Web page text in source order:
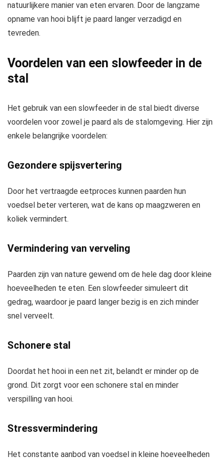
natuurlijkere manier van eten ervaren. Door de langzame
opname van hooi blijft je paard langer verzadigd en
tevreden.
Voordelen van een slowfeeder in de
stal
Het gebruik van een slowfeeder in de stal biedt diverse
voordelen voor zowel je paard als de stalomgeving. Hier zijn
enkele belangrijke voordelen:
Gezondere spijsvertering
Door het vertraagde eetproces kunnen paarden hun
voedsel beter verteren, wat de kans op maagzweren en
koliek vermindert.
Vermindering van verveling
Paarden zijn van nature gewend om de hele dag door kleine
hoeveelheden te eten. Een slowfeeder simuleert dit
gedrag, waardoor je paard langer bezig is en zich minder
snel verveelt.
Schonere stal
Doordat het hooi in een net zit, belandt er minder op de
grond. Dit zorgt voor een schonere stal en minder
verspilling van hooi.
Stressvermindering
Het constante aanbod van voedsel in kleine hoeveelheden